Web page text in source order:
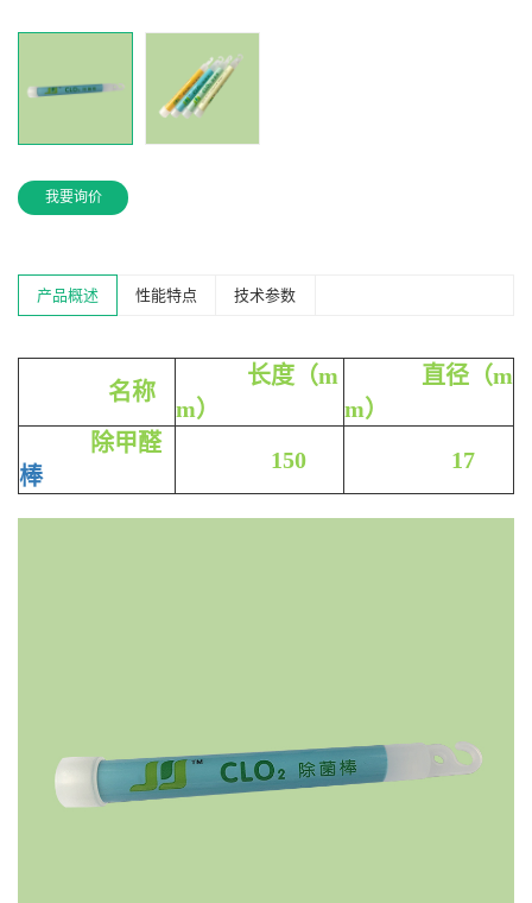
我要询价
产品概述 性能特点 技术参数
名称
长度（m
m）
直径（m
m）
除甲醛
棒
150 17